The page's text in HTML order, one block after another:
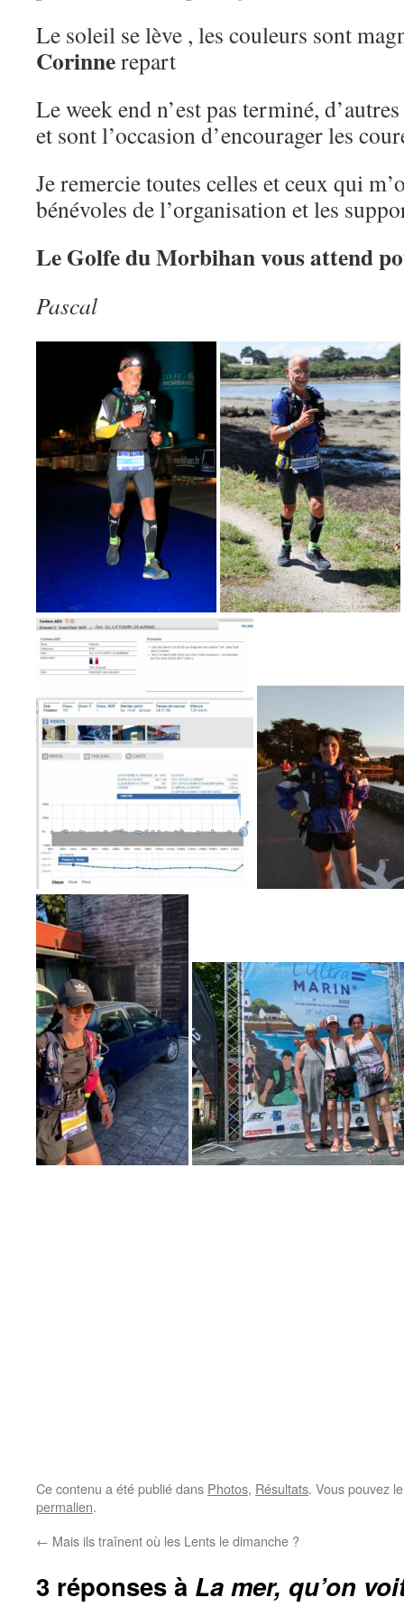
Le soleil se lève , les couleurs sont
Corinnerepart
Le week end n’est pas terminé,
et sont l’occasion d’encourager les
Je remercie toutes celles et ceux qui
bénévoles de l’organisation et les
Le Golfe du Morbihan vous attend
Pascal
Ce contenu a été publié dans Photos, Résultats. Vous pouvez
permalien.
← Mais ils traînent où les Lents le dimanche ?
3 réponses à La mer, qu’on